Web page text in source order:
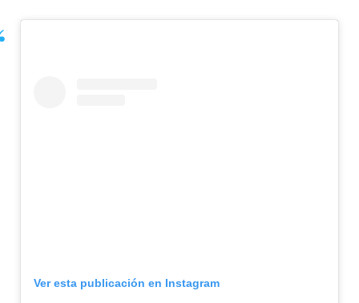
Ver esta publicación en Instagram